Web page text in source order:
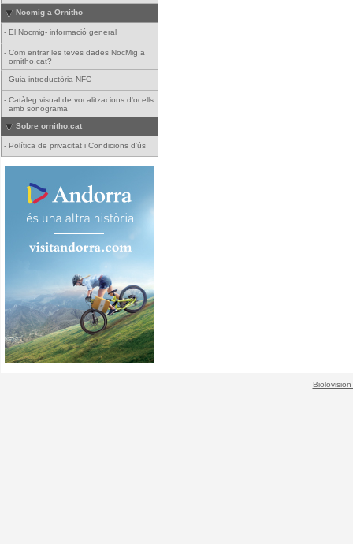
Nocmig a Ornitho
- El Nocmig- informació general
- Com entrar les teves dades NocMig a
ornitho.cat?
- Guia introductòria NFC
- Catàleg visual de vocalitzacions d'ocells
amb sonograma
Sobre ornitho.cat
- Política de privacitat i Condicions d'ús
Biolovision